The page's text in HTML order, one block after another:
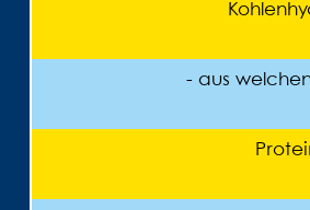
- aus